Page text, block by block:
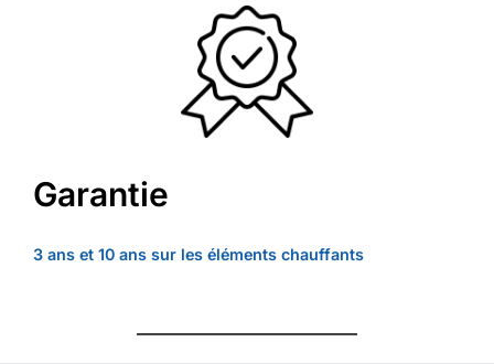
Garantie
3 ans et 10 ans sur les éléments chauffants